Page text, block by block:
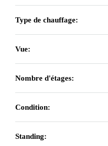
Type de chauffage:
Vue:
Nombre d'étages:
Condition:
Standing: